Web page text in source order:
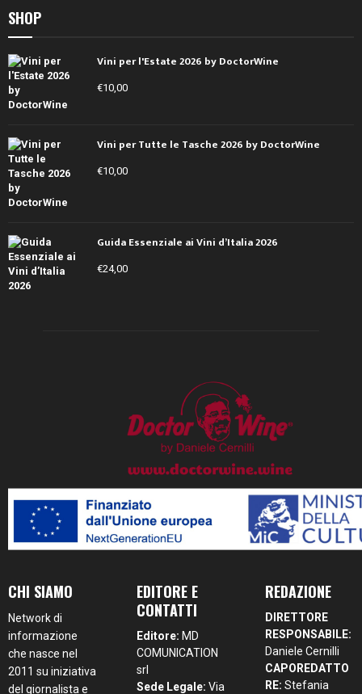
SHOP
Vini per l'Estate 2026 by DoctorWine
€10,00
Vini per Tutte le Tasche 2026 by DoctorWine
€10,00
Guida Essenziale ai Vini d’Italia 2026
€24,00
CHI SIAMO
Network di
informazione
che nasce nel
2011 su iniziativa
del giornalista e
EDITORE E
CONTATTI
Editore: MD
COMUNICATION
srl
Sede Legale: Via
REDAZIONE
DIRETTORE
RESPONSABILE:
Daniele Cernilli
CAPOREDATTO
RE: Stefania